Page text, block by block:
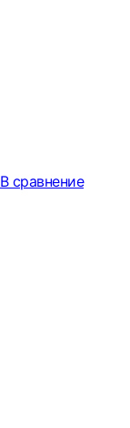
В сравнение